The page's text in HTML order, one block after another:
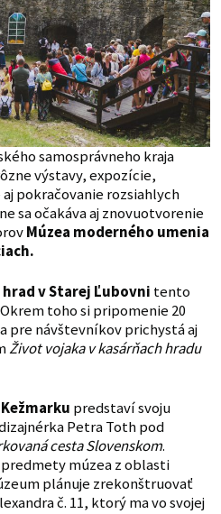
samosprávneho kraja
výstavy, expozície,
pokračovanie rozsiahlych
sa očakáva aj znovuotvorenie
Múzea moderného umenia
v Starej Ľubovni tento
toho si pripomenie 20
pre návštevníkov prichystá aj
Život vojaka v kasárňach hradu
predstaví svoju
Petra Toth pod
cesta Slovenskom.
múzea z oblasti
plánuje zrekonštruovať
č. 11, ktorý ma vo svojej